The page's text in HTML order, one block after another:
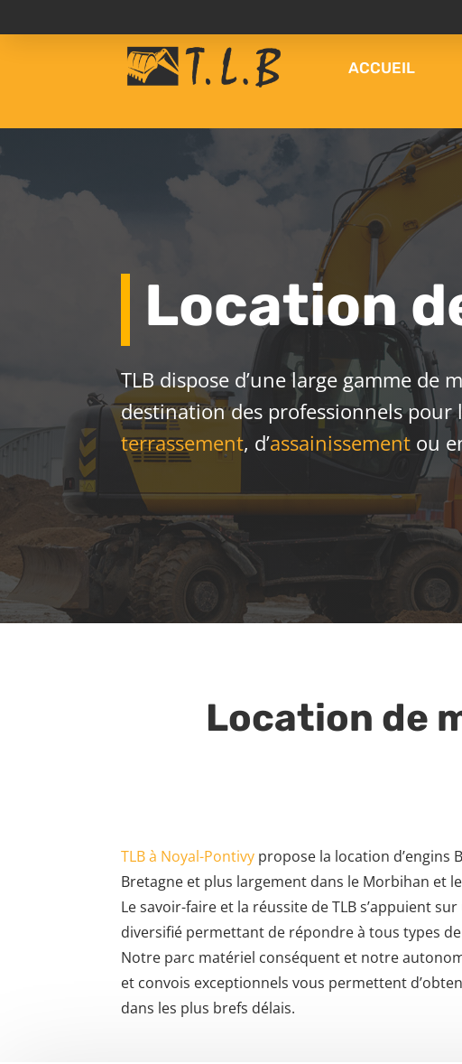
ACCUEIL
Location
TLB dispose d’une large gamme de
destination des professionnels pour
terrassement, d’assainissement ou
Location de
TLB à Noyal-Pontivy propose la location d’engins
Bretagne et plus largement dans le Morbihan et
Le savoir-faire et la réussite de TLB s’appuient
diversifié permettant de répondre à tous types
Notre parc matériel conséquent et notre
et convois exceptionnels vous permettent
dans les plus brefs délais.